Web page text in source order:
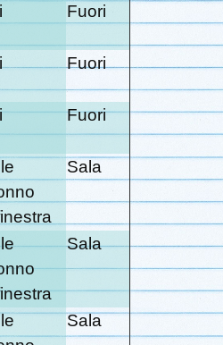
Fuori
Fuori
Fuori
Sala
Sala
Sala